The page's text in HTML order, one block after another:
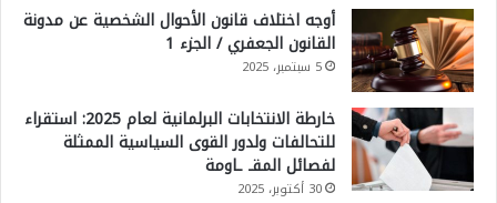
أوجه اختلاف قانون الأحوال الشخصية عن مدونة
القانون الجعفري / الجزء 1
5 سبتمبر، 2025
خارطة الانتخابات البرلمانية لعام 2025: استقراء
للتحالفات ولدور القوى السياسية الممثلة
لفصائل المقـ ـاومة
30 أكتوبر، 2025